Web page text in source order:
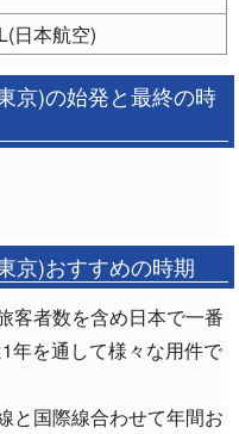
日本航空)
京)の始発と最終の時
京)おすすめの時期
客者数を含め日本で一番
年を通して様々な用件で
と国際線合わせて年間お